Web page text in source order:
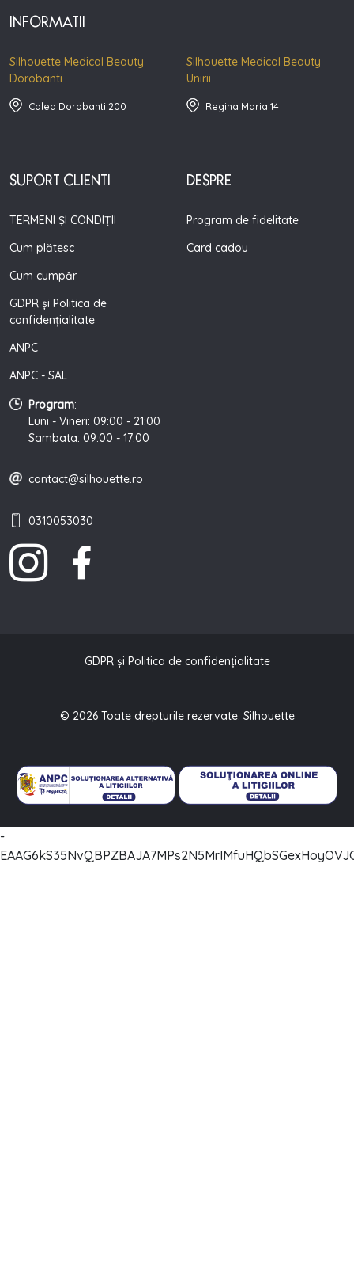
INFORMATII
Silhouette Medical Beauty
Dorobanti
Calea Dorobanti 200
SUPORT CLIENTI
TERMENI ȘI CONDIȚII
Cum plătesc
Cum cumpăr
GDPR și Politica de
confidențialitate
ANPC
ANPC - SAL
Silhouette Medical Beauty
Unirii
Regina Maria 14
DESPRE
Program de fidelitate
Card cadou
Program:
Luni - Vineri: 09:00 - 21:00
Sambata: 09:00 - 17:00
contact@silhouette.ro
0310053030
GDPR și Politica de confidențialitate
© 2026 Toate drepturile rezervate. Silhouette
-